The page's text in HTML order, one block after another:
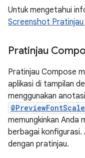
Untuk mengetahui
Screenshot
Pratinjau
Pratinjau Compose
aplikasi di tampilan
menggunakan
@PreviewFontScale
memungkinkan
berbagai
dengan pratinjau.